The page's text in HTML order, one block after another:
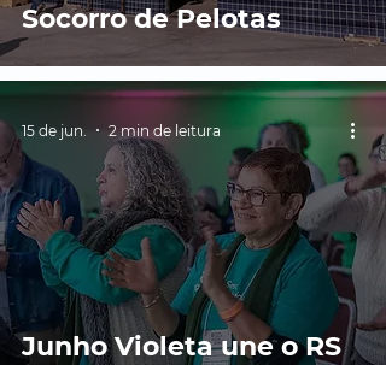
Socorro de Pelotas
Junho Violeta une o RS
15 de jun. 2 min de leitura